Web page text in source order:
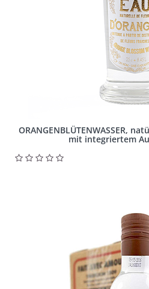
ORANGENBLÜTENWASSER,
mit integriertem